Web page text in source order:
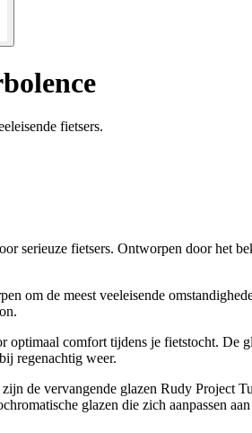
fietsers.
serieuze fietsers. Ontworpen door het
om de meest veeleisende
comfort tijdens je fietstocht. De
regenachtig weer.
de vervangende glazen Rudy Project
glazen die zich aanpassen